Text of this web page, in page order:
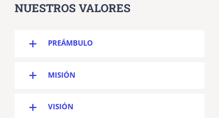
NUESTROS VALORES
PREÁMBULO
MISIÓN
VISIÓN